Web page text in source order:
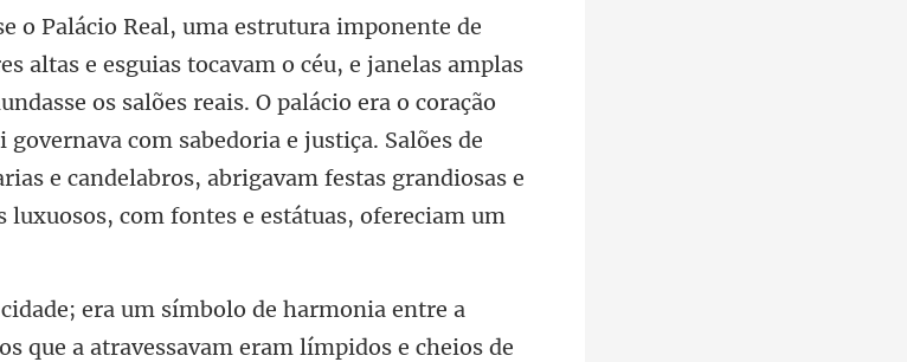
os salões reais. O palácio era o coração
com sabedoria e justiça. Salões de